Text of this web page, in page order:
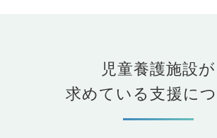
児童養護施設が
求めている支援に